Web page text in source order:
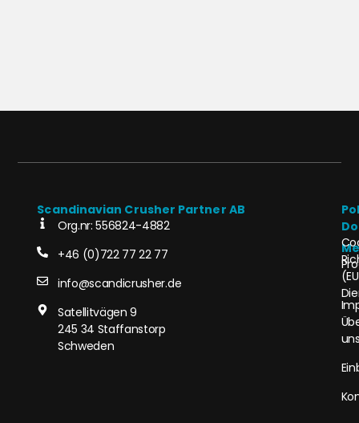
Scandinavian Crusher Partner AB
Org.nr: 556824-4882
+46 (0)722 77 22 77
info@scandicrusher.de
Satellitvägen 9
245 34 Staffanstorp
Schweden